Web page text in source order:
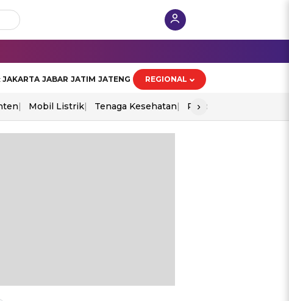
JAKARTA JABAR JATIM JATENG REGIONAL
Mobil Listrik Tenaga Kesehatan Piala Aff 2026
›